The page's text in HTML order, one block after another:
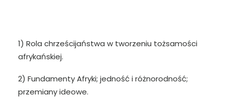
1) Rola chrześcijaństwa w tworzeniu tożsamości
afrykańskiej.
2) Fundamenty Afryki; jedność i różnorodność;
przemiany ideowe.